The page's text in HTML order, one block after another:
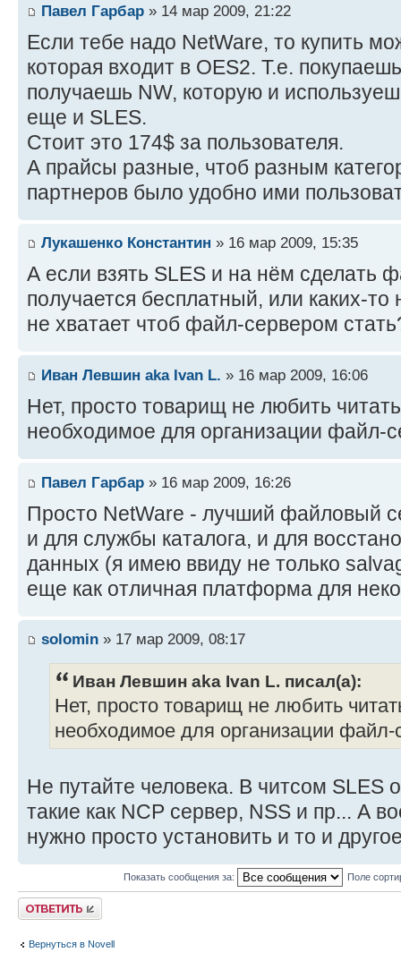
Павел Гарбар » 14 мар 2009, 21:22
Если тебе надо NetWare, то купить
которая входит в OES2. Т.е.
получаешь NW, которую и
еще и SLES.
Стоит это 174$ за пользователя.
А прайсы разные, чтоб разным
партнеров было удобно ими
Лукашенко Константин » 16 мар 2009, 15:35
А если взять SLES и на нём сделать
получается бесплатный, или каких-
не хватает чтоб файл-сервером
Иван Левшин aka Ivan L. » 16 мар 2009, 16:06
Нет, просто товарищ не любить
необходимое для организации файл-
Павел Гарбар » 16 мар 2009, 16:26
Просто NetWare - лучший файловый
и для службы каталога, и для
данных (я имею ввиду не только
еще как отличная платформа для
solomin » 17 мар 2009, 08:17
Иван Левшин aka Ivan L. писал(а):
Нет, просто товарищ не любить
необходимое для организации файл-
Не путайте человека. В читсом SLES
такие как NCP сервер, NSS и пр... А
нужно просто установить и то и
Показать сообщения за: Поле
Ответить
Вернуться в Novell